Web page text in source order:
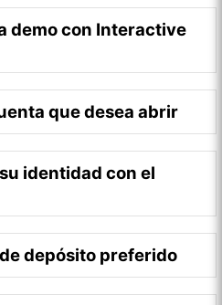
demo con Interactive
que desea abrir
identidad con el
depósito preferido